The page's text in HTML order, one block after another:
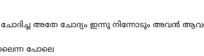
അതേ ചോദ്യം ഇന്നു നിന്നോടും അവൻ
പോലെ